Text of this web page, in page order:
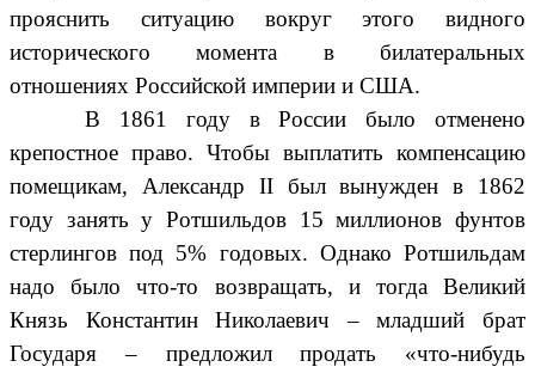
прояснить ситуацию вокруг этого видного
исторического момента в билатеральных
отношениях Российской империи и США.
В 1861 году в России было отменено
крепостное право. Чтобы выплатить компенсацию
помещикам, Александр II был вынужден в 1862
году занять у Ротшильдов 15 миллионов фунтов
стерлингов под 5% годовых. Однако Ротшильдам
надо было что-то возвращать, и тогда Великий
Князь Константин Николаевич – младший брат
Государя – предложил продать «что-нибудь